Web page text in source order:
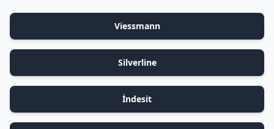
Viessmann
Silverline
İndesit